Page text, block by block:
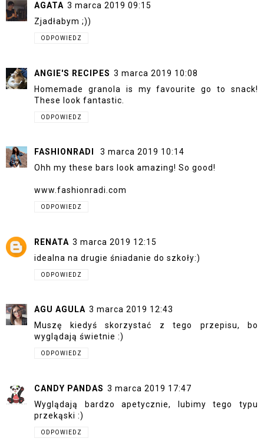
AGATA 3 marca 2019 09:15
Zjadłabym ;))
ODPOWIEDZ
ANGIE'S RECIPES 3 marca 2019 10:08
Homemade granola is my favourite go to snack!
These look fantastic.
ODPOWIEDZ
FASHIONRADI
3 marca 2019 10:14
Ohh my these bars look amazing! So good!
www.fashionradi.com
ODPOWIEDZ
RENATA 3 marca 2019 12:15
idealna na drugie śniadanie do szkoły:)
ODPOWIEDZ
AGU AGULA 3 marca 2019 12:43
Muszę kiedyś skorzystać z tego przepisu, bo
wyglądają świetnie :)
ODPOWIEDZ
CANDY PANDAS 3 marca 2019 17:47
Wyglądają bardzo apetycznie, lubimy tego typu
przekąski :)
ODPOWIEDZ